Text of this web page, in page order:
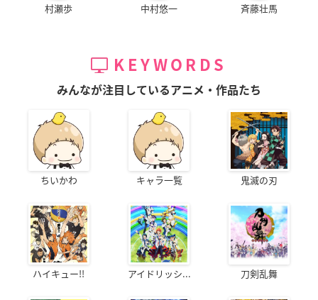
村瀬歩 中村悠一 斉藤壮馬
KEYWORDS
みんなが注目しているアニメ・作品たち
ちいかわ キャラ一覧 鬼滅の刃
ハイキュー!! アイドリッシ... 刀剣乱舞